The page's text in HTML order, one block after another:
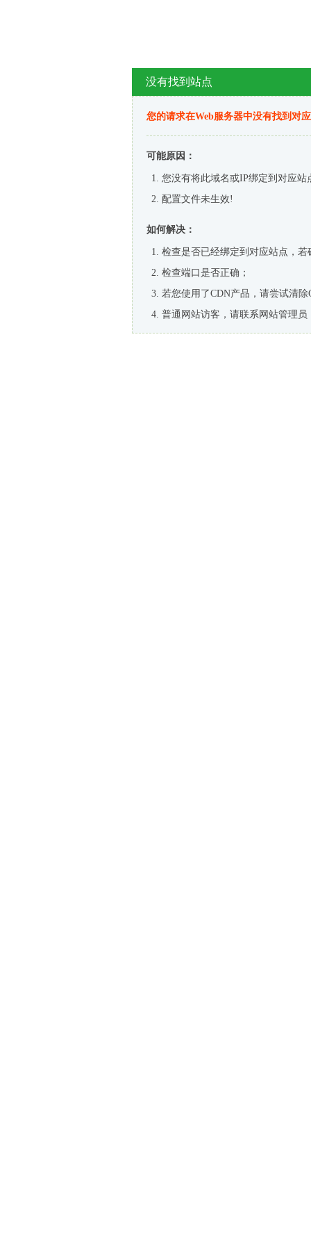
没有找到站点
您的请求在Web服务器中没有找到对
可能原因：
您没有将此域名或IP绑定到对应站
配置文件未生效!
如何解决：
检查是否已经绑定到对应站点，
检查端口是否正确；
若您使用了CDN产品，请尝试清除
普通网站访客，请联系网站管理员